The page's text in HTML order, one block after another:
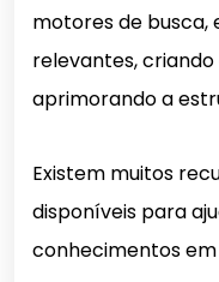
motores de
relevantes,
aprimorando a
Existem muitos
disponíveis para
conhecimentos em